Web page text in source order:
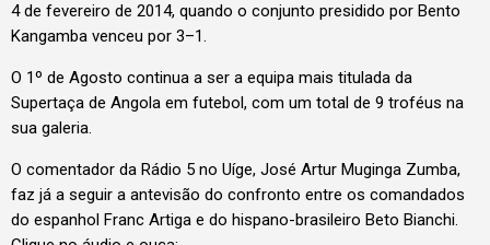
4 de fevereiro de 2014, quando o conjunto presidido por Bento
Kangamba venceu por 3–1.
O 1º de Agosto continua a ser a equipa mais titulada da
Supertaça de Angola em futebol, com um total de 9 troféus na
sua galeria.
O comentador da Rádio 5 no Uíge, José Artur Muginga Zumba,
faz já a seguir a antevisão do confronto entre os comandados
do espanhol Franc Artiga e do hispano-brasileiro Beto Bianchi.